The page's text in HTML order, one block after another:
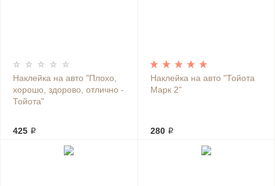
Наклейка на авто "Плохо,
хорошо, здорово, отлично -
Тойота"
425 ₽
Наклейка на авто "Тойота
Марк 2"
280 ₽